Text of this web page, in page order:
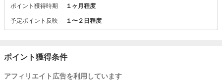
一度体験したらやめられない。おクスリの受け取り・登録をより賢
く！
ポイント獲得時期 １ヶ月程度
予定ポイント反映 １〜２日程度
ポイント獲得条件
アフィリエイト広告を利用しています